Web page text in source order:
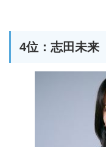
4位：志田未来